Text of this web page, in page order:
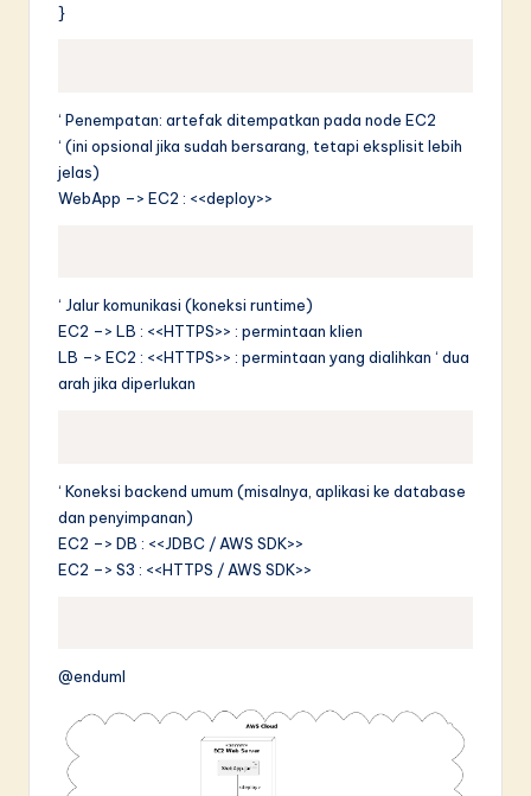
}
‘ Penempatan: artefak ditempatkan pada node EC2
‘ (ini opsional jika sudah bersarang, tetapi eksplisit lebih
jelas)
WebApp –> EC2 : <<deploy>>
‘ Jalur komunikasi (koneksi runtime)
EC2 –> LB : <<HTTPS>> : permintaan klien
LB –> EC2 : <<HTTPS>> : permintaan yang dialihkan ‘ dua
arah jika diperlukan
‘ Koneksi backend umum (misalnya, aplikasi ke database
dan penyimpanan)
EC2 –> DB : <<JDBC / AWS SDK>>
EC2 –> S3 : <<HTTPS / AWS SDK>>
@enduml